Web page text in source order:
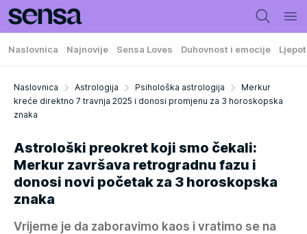
Naslovnica Najnovije Sensa Loves Duhovnost i emocije
Naslovnica Astrologija Psihološka astrologija
Merkur
kreće direktno 7 travnja 2025 i donosi promjenu za 3 horoskopska
znaka
Astrološki preokret koji smo čekali:
Merkur završava retrogradnu fazu i
donosi novi početak za 3 horoskopska
znaka
Vrijeme je da zaboravimo kaos i vratimo se na